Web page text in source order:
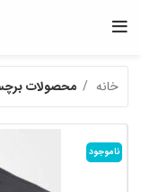
خانه محصولات
ناموجود